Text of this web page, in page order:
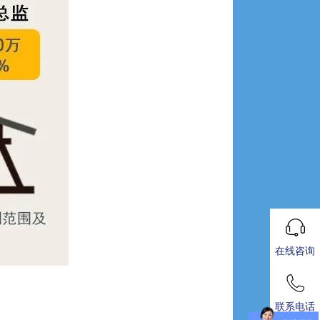
在线咨询
联系电话